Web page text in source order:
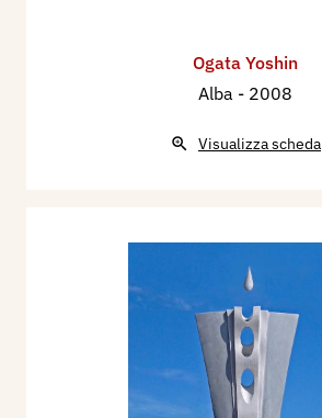
Ogata Yoshin
Alba - 2008
Visualizza scheda